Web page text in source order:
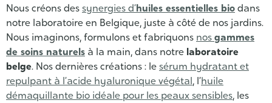
Nous créons dessynergies d’huiles essentielles biodans
notre laboratoire en Belgique, juste à côté de nos jardins.
Nous imaginons, formulons et fabriquons nosgammes
de soins naturels à la main, dans notre laboratoire
belge. Nos dernières créations : lesérum hydratant et
repulpant à l’acide hyaluronique végétal, l’huile
démaquillante bio idéale pour les peaux sensibles, les